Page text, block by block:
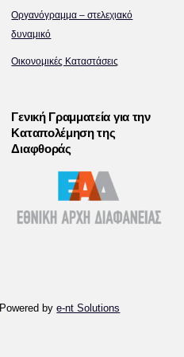
Οργανόγραμμα – στελεχιακό
δυναμικό
Οικονομικές Καταστάσεις
Γενική Γραμματεία για την
Καταπολέμηση της
Διαφθοράς
Powered bye-nt Solutions